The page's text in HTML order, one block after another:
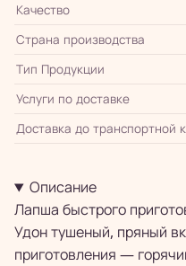
Качество
Страна производства
Тип Продукции
Услуги по доставке
Доставка до транспортной
Описание
Лапша быстрого
Удон тушеный, пряный
приготовления —